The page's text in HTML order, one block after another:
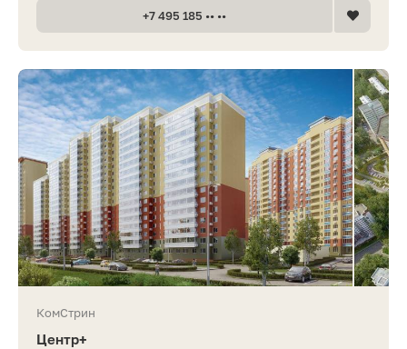
+7 495 185 •• ••
КомСтрин
Центр+